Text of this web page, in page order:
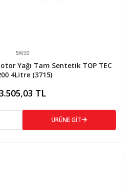
5W30
Yağı Tam Sentetik TOP TEC
4Litre (3715)
3.505,03 TL
ÜRÜNE GİT